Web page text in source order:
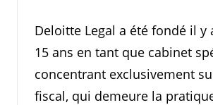
Deloitte Legal a été fondé il y
15 ans en tant que cabinet
concentrant exclusivement
fiscal, qui demeure la